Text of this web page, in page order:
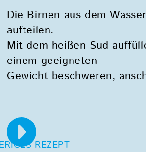
Die Birnen aus dem
aufteilen.
Mit dem heißen Sud
einem geeigneten
Gewicht beschweren,
REZEPT